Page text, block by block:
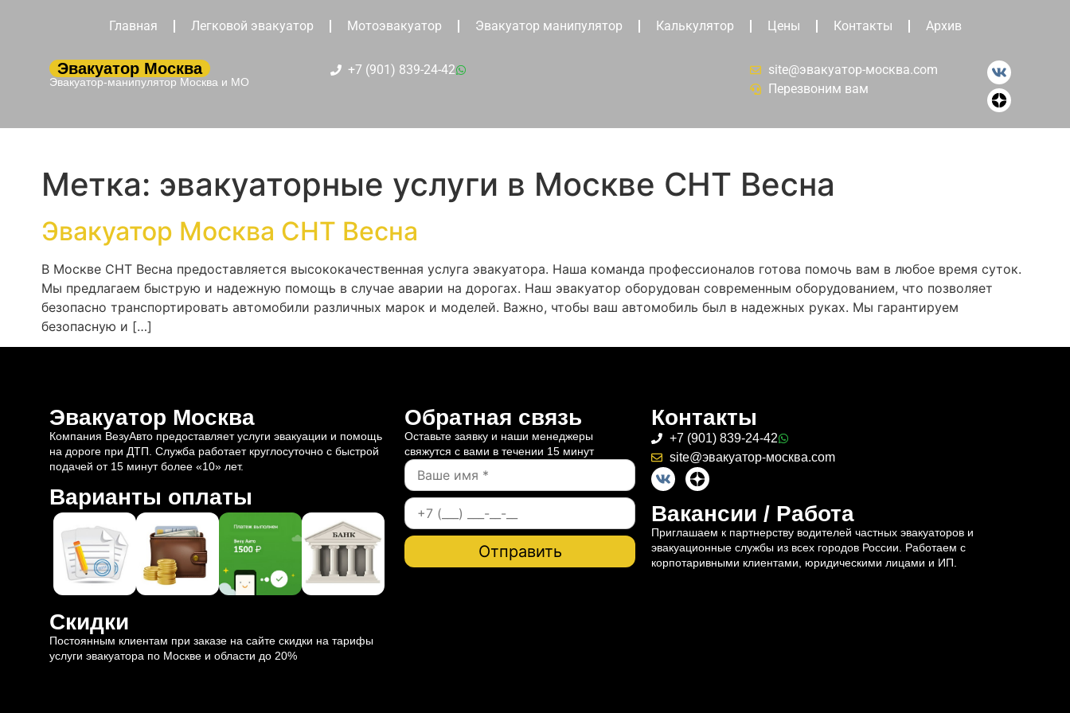
Главная Легковой эвакуатор Мотоэвакуатор Эвакуатор манипулятор Калькулятор Цены Контакты Архив
Эвакуатор Москва
Эвакуатор-манипулятор Москва и МО
+7 (901) 839-24-42
site@эвакуатор-москва.com
Перезвоним вам
Метка: эвакуаторные услуги в Москве СНТ Весна
Эвакуатор Москва СНТ Весна
В Москве СНТ Весна предоставляется высококачественная услуга эвакуатора. Наша команда профессионалов готова помочь вам в любое время суток.
Мы предлагаем быструю и надежную помощь в случае аварии на дорогах. Наш эвакуатор оборудован современным оборудованием, что позволяет
безопасно транспортировать автомобили различных марок и моделей. Важно, чтобы ваш автомобиль был в надежных руках. Мы гарантируем
безопасную и […]
Эвакуатор Москва
Компания ВезуАвто предоставляет услуги эвакуации и помощь
на дороге при ДТП. Служба работает круглосуточно с быстрой
подачей от 15 минут более «10» лет.
Варианты оплаты
Скидки
Постоянным клиентам при заказе на сайте скидки на тарифы
услуги эвакуатора по Москве и области до 20%
Обратная связь
Оставьте заявку и наши менеджеры
свяжутся с вами в течении 15 минут
Контакты
+7 (901) 839-24-42
site@эвакуатор-москва.com
Вакансии / Работа
Приглашаем к партнерству водителей частных эвакуаторов и
эвакуационные службы из всех городов России. Работаем с
корпотаривными клиентами, юридическими лицами и ИП.